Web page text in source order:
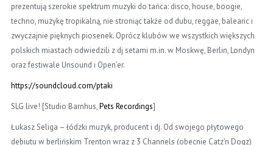
prezentują szerokie spektrum muzyki do tańca: disco, house, boogie,
techno, muzykę tropikalną, nie stroniąc także od dubu, reggae, balearic i
zwyczajnie pięknych piosenek. Oprócz klubów we wszystkich większych
polskich miastach odwiedzili z dj setami m.in. w Moskwę, Berlin, Londyn
oraz festiwale Unsound i Open’er.
https://soundcloud.com/ptaki
SLG live! [Studio Barnhus,Pets Recordings]
Łukasz Seliga – łódzki muzyk, producent i dj. Od swojego płytowego
debiutu w berlińskim Trenton wraz z 3 Channels (obecnie Catz’n Dogz)